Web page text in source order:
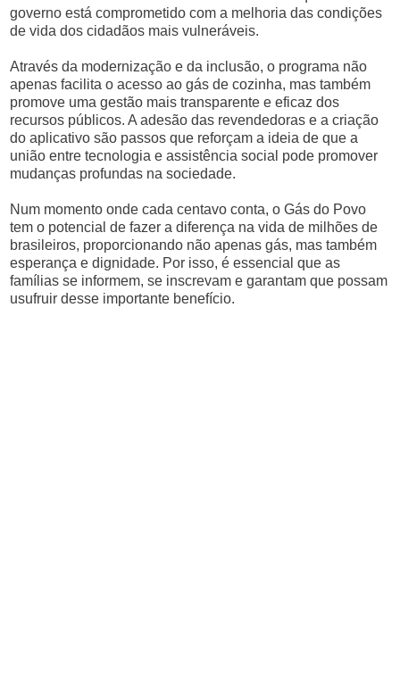
governo está comprometido com a melhoria das condições
de vida dos cidadãos mais vulneráveis.
Através da modernização e da inclusão, o programa não
apenas facilita o acesso ao gás de cozinha, mas também
promove uma gestão mais transparente e eficaz dos
recursos públicos. A adesão das revendedoras e a criação
do aplicativo são passos que reforçam a ideia de que a
união entre tecnologia e assistência social pode promover
mudanças profundas na sociedade.
Num momento onde cada centavo conta, o Gás do Povo
tem o potencial de fazer a diferença na vida de milhões de
brasileiros, proporcionando não apenas gás, mas também
esperança e dignidade. Por isso, é essencial que as
famílias se informem, se inscrevam e garantam que possam
usufruir desse importante benefício.